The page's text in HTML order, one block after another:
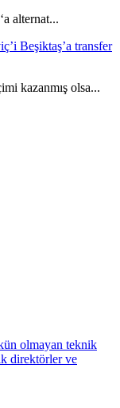
alternat...
Beşiktaş’a transfer
kazanmış olsa...